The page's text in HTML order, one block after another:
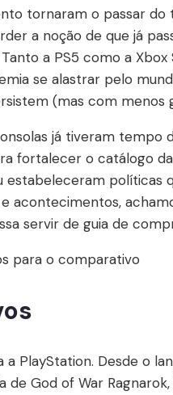
tornaram o passar do
a noção de que já
a PS5 como a
se alastrar pelo
(mas com menos
já tiveram
fortalecer o catálogo
estabeleceram políticas
acontecimentos,
servir de guia de
para o comparativo
a PlayStation. Desde o
God of War